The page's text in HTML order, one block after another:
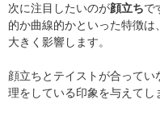
次に注目したいのが顔立ちで
的か曲線的かといった特徴
大きく影響します。
顔立ちとテイストが合って
理をしている印象を与えてし